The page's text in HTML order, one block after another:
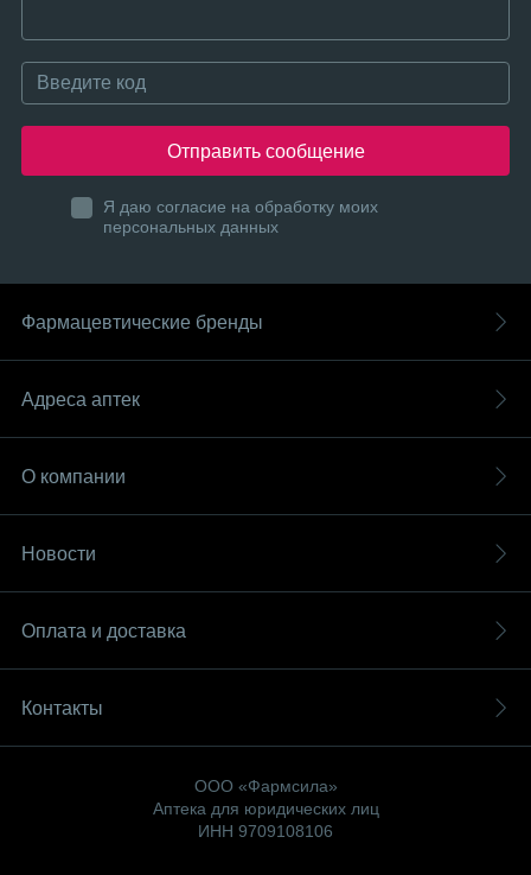
Отправить сообщение
Я даю согласие на обработку моих
персональных данных
Фармацевтические бренды
Адреса аптек
О компании
Новости
Оплата и доставка
Контакты
ООО «Фармсила»
Аптека для юридических лиц
ИНН 9709108106